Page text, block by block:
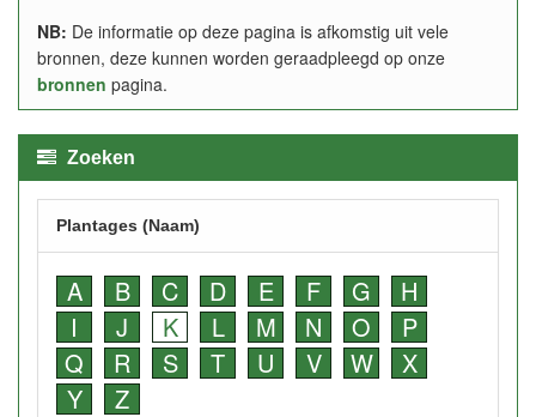
NB: De informatie op deze pagina is afkomstig uit vele
bronnen, deze kunnen worden geraadpleegd op onze
bronnen pagina.
Zoeken
Plantages (Naam)
A B C D E F G
H
I
J K L M N O
P
Q
R S T U V W
X
Y
Z